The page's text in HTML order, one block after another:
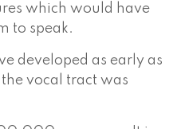
which would have
to speak.
developed as early as
vocal tract was